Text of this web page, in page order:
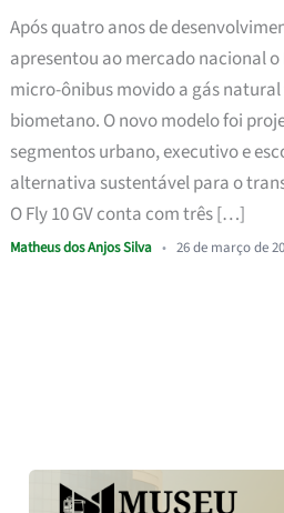
Após quatro anos de
apresentou ao mercado nacional o
micro-ônibus movido a gás natural
biometano. O novo modelo foi
segmentos urbano, executivo e
alternativa sustentável para o
O Fly 10 GV conta com três […]
Matheus dos Anjos Silva • 26 de março de